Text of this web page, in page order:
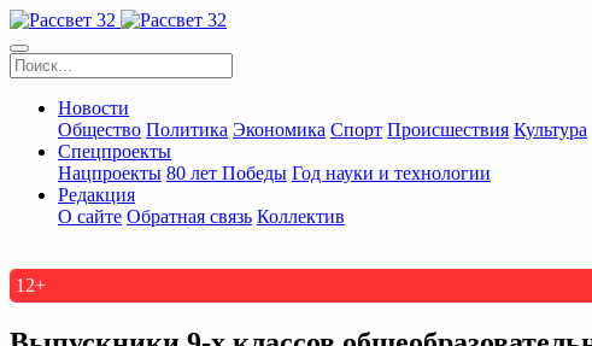
Новости
Общество Политика Экономика Спорт Происшествия Культура
Спецпроекты
Нацпроекты 80 лет Победы Год науки и технологии
Редакция
О сайте Обратная связь Коллектив
12+